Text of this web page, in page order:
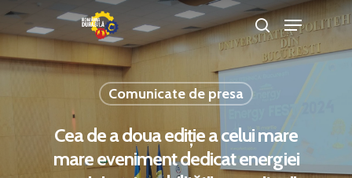
Hit enter to search or ESC to close
Comunicate de presa
Cea de a doua ediție a celui mare
mare eveniment dedicat energiei